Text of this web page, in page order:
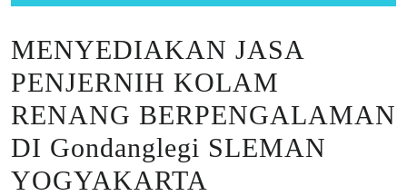
MENYEDIAKAN JASA
PENJERNIH KOLAM
RENANG BERPENGALAMAN
DI Gondanglegi SLEMAN
YOGYAKARTA